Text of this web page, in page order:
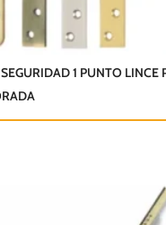
1 PUNTO LINCE